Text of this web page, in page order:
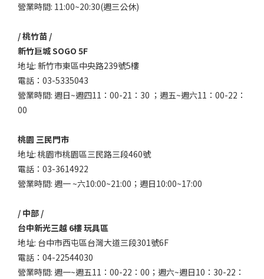
營業時間: 11:00~20:30(週三公休)
/ 桃竹苗 /
新竹巨城 SOGO 5F
地址: 新竹市東區中央路239號5樓
電話：03-5335043
營業時間: 週日~週四11：00-21：30 ；週五~週六11：00-22：
00
桃園 三民門市
地址: 桃園市桃園區三民路三段460號
電話：03-3614922
營業時間: 週一 ~六10:00~21:00；週日10:00~17:00
/ 中部 /
台中新光三越 6樓 玩具區
地址: 台中市西屯區台灣大道三段301號6F
電話：04-22544030
營業時間: 週一~週五11：00-22：00；週六~週日10：30-22：